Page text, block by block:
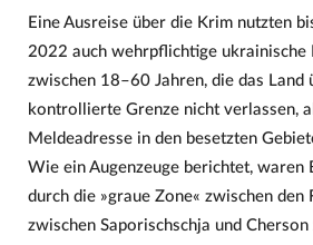
Eine Ausreise über die Krim nutzten
2022 auch wehrpflichtige ukrainische
zwischen 18–60 Jahren, die das Land
kontrollierte Grenze nicht verlassen,
Meldeadresse in den besetzten
Wie ein Augenzeuge berichtet, waren
durch die »graue Zone« zwischen den
zwischen Saporischschja und